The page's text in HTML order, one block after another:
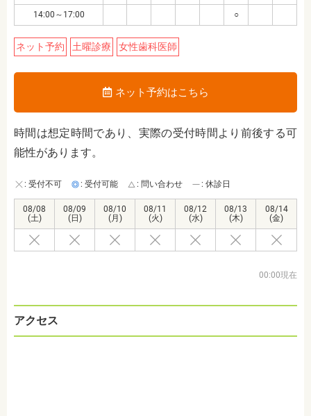
14:00～17:00 ○
ネット予約 土曜診療 女性歯科医師
ネット予約はこちら
時間は想定時間であり、実際の受付時間より前後する可
能性があります。
: 受付不可 : 受付可能 : 問い合わせ : 休診日
08/08
(土)
08/09
(日)
08/10
(月)
08/11
(火)
08/12
(水)
08/13
(木)
08/14
(金)
00:00現在
アクセス